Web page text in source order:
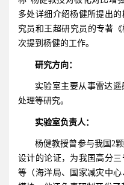
多处详细介绍杨健所提出
究员和王超研究员的专著
次提到杨健的工作。
研究方向：
实验室主要从事雷达
处理等研究。
实验室负责人：
杨健教授曾参与我国2
设计的论证，为我国高分
等（海洋局、国家减灾中